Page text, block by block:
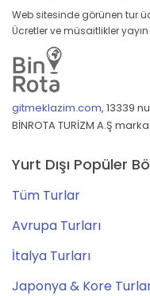
Web sitesinde görünen tur
Ücretler ve müsaitlikler
gitmeklazim.com, 13339
BİNROTA TURİZM A.Ş
Yurt Dışı Popüler
Tüm Turlar
Avrupa Turları
İtalya Turları
Japonya & Kore